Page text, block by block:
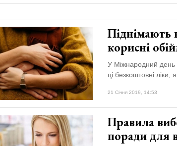
Піднімають
корисні
У Міжнародний день
ці безкоштовні ліки,
21 Січня 2019, 14:53
Правила
поради для